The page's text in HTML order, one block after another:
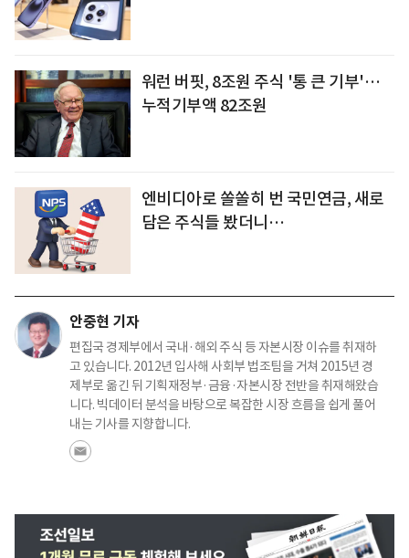
워런 버핏, 8조원 주식 '통 큰 기부'…
누적기부액 82조원
엔비디아로 쏠쏠히 번 국민연금, 새로
담은 주식들 봤더니…
안중현 기자
편집국 경제부에서 국내·해외 주식 등 자본시장 이슈를 취재하
고 있습니다. 2012년 입사해 사회부 법조팀을 거쳐 2015년 경
제부로 옮긴 뒤 기획재정부·금융·자본시장 전반을 취재해왔습
니다. 빅데이터 분석을 바탕으로 복잡한 시장 흐름을 쉽게 풀어
내는 기사를 지향합니다.